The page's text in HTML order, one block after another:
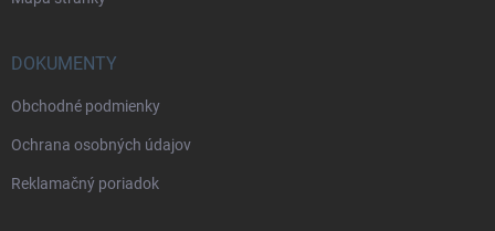
DOKUMENTY
Obchodné podmienky
Ochrana osobných údajov
Reklamačný poriadok